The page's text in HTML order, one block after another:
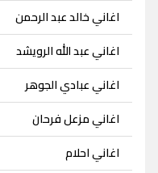
اغاني خالد عبد الرحمن
اغاني عبد الله الرويشد
اغاني عبادي الجوهر
اغاني مزعل فرحان
اغاني احلام